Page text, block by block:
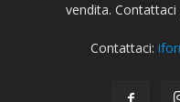
vendita.
Contattaci: